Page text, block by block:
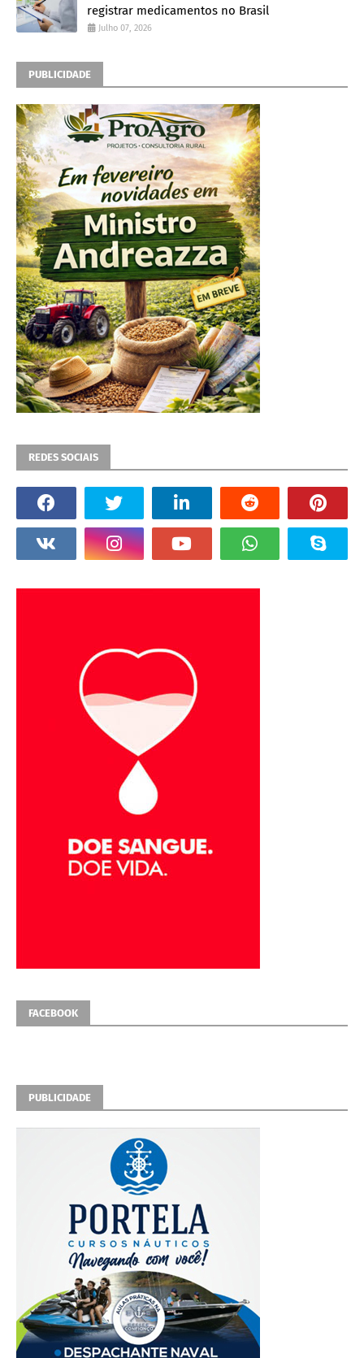
registrar medicamentos no Brasil
Julho 07, 2026
PUBLICIDADE
REDES SOCIAIS
FACEBOOK
PUBLICIDADE